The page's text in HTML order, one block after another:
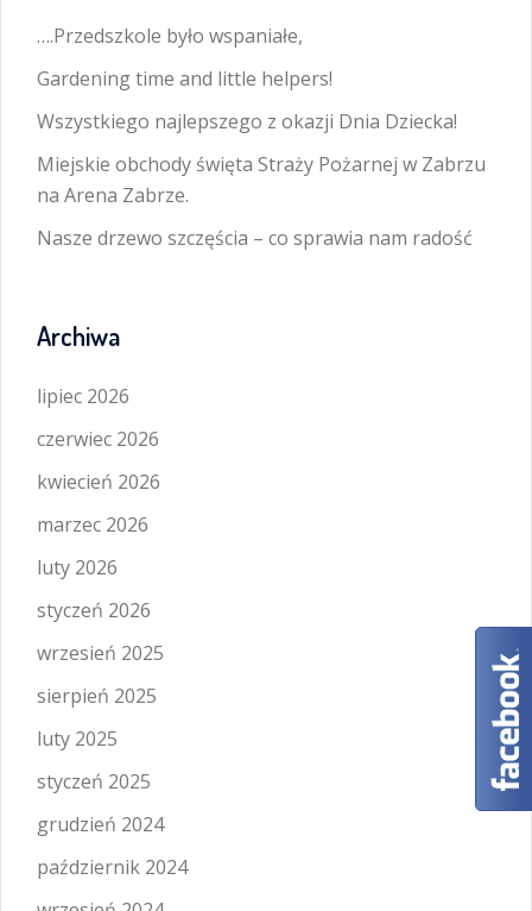
….Przedszkole było wspaniałe,
Gardening time and little helpers!
Wszystkiego najlepszego z okazji Dnia Dziecka!
Miejskie obchody święta Straży Pożarnej w Zabrzu
na Arena Zabrze.
Nasze drzewo szczęścia – co sprawia nam radość
Archiwa
lipiec 2026
czerwiec 2026
kwiecień 2026
marzec 2026
luty 2026
styczeń 2026
wrzesień 2025
sierpień 2025
luty 2025
styczeń 2025
grudzień 2024
październik 2024